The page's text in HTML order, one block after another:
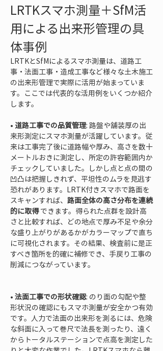
LRTKスマホ測量＋SfM活
用による出来形管理の具
体事例
LRTKとSfMによるスマホ測量は、道路工
事・法面工事・造成工事など様々な土木施工
の出来形管理で実際に活用が始まっていま
す。ここでは代表的な活用例をいくつか紹介
します。
• 道路工事での品質管理: 路盤や舗装厚の出
来形測定にスマホ測量が活躍しています。従
来は工事完了後に道路幅や厚み、高さを数十
メートルおきに測定し、所定の許容範囲内か
チェックしていました。しかし点と点の間の
凹凸は把握しきれず、平坦性のムラを見逃す
恐れがあります。LRTK付きスマホで路面を
スキャンすれば、 路面全体の高さ分布を連続
的に取得 できます。得られた点群を設計高
さと比較すれば、どの地点で厚み不足や余分
な盛り上がりがあるかがカラーマップで直ち
に可視化されます。その結果、検査前に是正
すべき箇所を的確に補修でき、手戻り工事の
削減につながっています。
• 法面工事での形状確認: のり面の勾配や整
形状況の確認にもスマホ測量が安全かつ有効
です。人力で法面の出来形を測るには、危険
な斜面に入って巻尺で法長を測ったり、遠く
からトータルステーションで点高を測定した